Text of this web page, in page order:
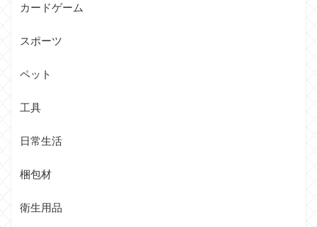
カードゲーム
スポーツ
ペット
工具
日常生活
梱包材
衛生用品